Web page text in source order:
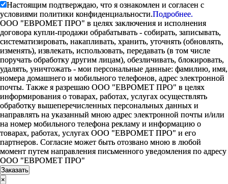
Настоящим подтверждаю, что я ознакомлен и согласен с
условиями политики конфиденциальности.Подробнее.
ООО "ЕВРОМЕТ ПРО" в целях заключения и исполнения
договора купли-продажи обрабатывать - собирать, записывать,
систематизировать, накапливать, хранить, уточнять (обновлять,
изменять), извлекать, использовать, передавать (в том числе
поручать обработку другим лицам), обезличивать, блокировать,
удалять, уничтожать - мои персональные данные: фамилию, имя,
номера домашнего и мобильного телефонов, адрес электронной
почты. Также я разрешаю ООО "ЕВРОМЕТ ПРО" в целях
информирования о товарах, работах, услугах осуществлять
обработку вышеперечисленных персональных данных и
направлять на указанный мною адрес электронной почты и/или
на номер мобильного телефона рекламу и информацию о
товарах, работах, услугах ООО "ЕВРОМЕТ ПРО" и его
партнеров. Согласие может быть отозвано мною в любой
момент путем направления письменного уведомления по адресу
ООО "ЕВРОМЕТ ПРО"
×